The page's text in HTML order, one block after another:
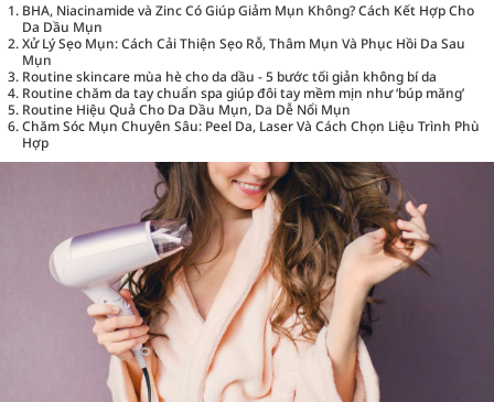
BHA, Niacinamide và Zinc Có Giúp Giảm Mụn Không? Cách Kết Hợp Cho
Da Dầu Mụn
Xử Lý Sẹo Mụn: Cách Cải Thiện Sẹo Rỗ, Thâm Mụn Và Phục Hồi Da Sau
Mụn
Routine skincare mùa hè cho da dầu - 5 bước tối giản không bí da
Routine chăm da tay chuẩn spa giúp đôi tay mềm mịn như ‘búp măng’
Routine Hiệu Quả Cho Da Dầu Mụn, Da Dễ Nổi Mụn
Chăm Sóc Mụn Chuyên Sâu: Peel Da, Laser Và Cách Chọn Liệu Trình Phù
Hợp